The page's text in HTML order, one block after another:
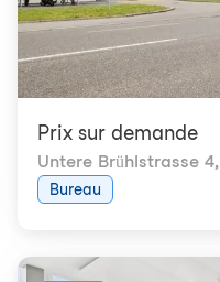
Prix ​​sur demande
Untere Brühlstrasse 4,
Bureau